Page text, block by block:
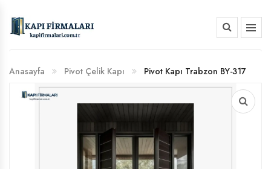
BANKA HESAP NUMARALARIMIZ
Anasayfa Pivot Çelik Kapı Pivot Kapı Trabzon BY-317